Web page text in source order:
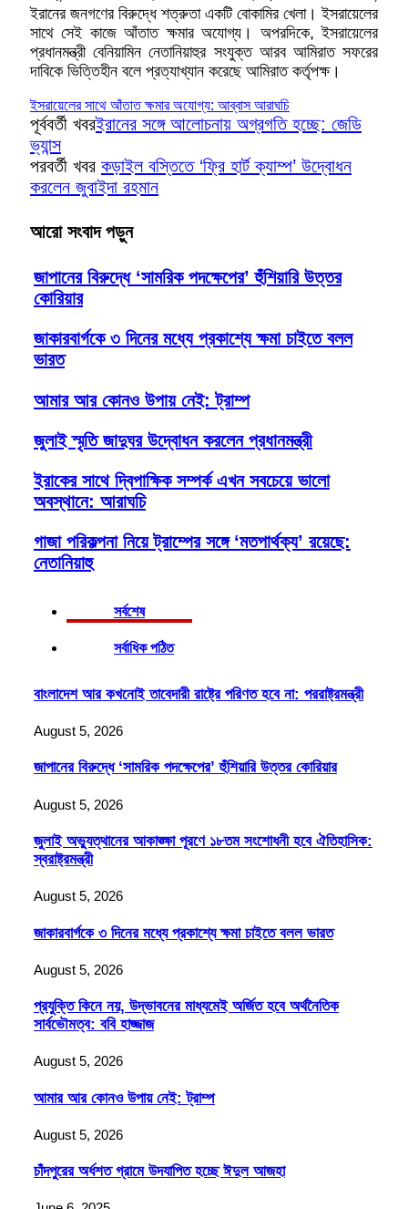
ইরানের জনগণের বিরুদ্ধে শত্রুতা একটি বোকামির খেলা। ইসরায়েলের
সাথে সেই কাজে আঁতাত ক্ষমার অযোগ্য। অপরদিকে, ইসরায়েলের
প্রধানমন্ত্রী বেনিয়ামিন নেতানিয়াহুর সংযুক্ত আরব আমিরাত সফরের
দাবিকে ভিত্তিহীন বলে প্রত্যাখ্যান করেছে আমিরাত কর্তৃপক্ষ।
ইসরায়েলের সাথে আঁতাত ক্ষমার অযোগ্য: আব্বাস আরাঘচি
পূর্ববর্তী খবরইরানের সঙ্গে আলোচনায় অগ্রগতি হচ্ছে: জেডি
ভ্যান্স
পরবর্তী খবর কড়াইল বস্তিতে ‘ফ্রি হার্ট ক্যাম্প’ উদ্বোধন
করলেন জুবাইদা রহমান
আরো সংবাদ পড়ুন
জাপানের বিরুদ্ধে ‘সামরিক পদক্ষেপের’ হুঁশিয়ারি উত্তর
কোরিয়ার
জাকারবার্গকে ৩ দিনের মধ্যে প্রকাশ্যে ক্ষমা চাইতে বলল
ভারত
আমার আর কোনও উপায় নেই: ট্রাম্প
জুলাই স্মৃতি জাদুঘর উদ্বোধন করলেন প্রধানমন্ত্রী
ইরাকের সাথে দ্বিপাক্ষিক সম্পর্ক এখন সবচেয়ে ভালো
অবস্থানে: আরাঘচি
গাজা পরিকল্পনা নিয়ে ট্রাম্পের সঙ্গে ‘মতপার্থক্য’ রয়েছে:
নেতানিয়াহু
সর্বশেষ
সর্বাধিক পঠিত
বাংলাদেশ আর কখনোই তাবেদারী রাষ্ট্রে পরিণত হবে না: পররাষ্ট্রমন্ত্রী
August 5, 2026
জাপানের বিরুদ্ধে ‘সামরিক পদক্ষেপের’ হুঁশিয়ারি উত্তর কোরিয়ার
August 5, 2026
জুলাই অভ্যুত্থানের আকাঙ্ক্ষা পূরণে ১৮তম সংশোধনী হবে ঐতিহাসিক:
স্বরাষ্ট্রমন্ত্রী
August 5, 2026
জাকারবার্গকে ৩ দিনের মধ্যে প্রকাশ্যে ক্ষমা চাইতে বলল ভারত
August 5, 2026
প্রযুক্তি কিনে নয়, উদ্ভাবনের মাধ্যমেই অর্জিত হবে অর্থনৈতিক
সার্বভৌমত্ব: ববি হাজ্জাজ
August 5, 2026
আমার আর কোনও উপায় নেই: ট্রাম্প
August 5, 2026
চাঁদপুরের অর্ধশত গ্রামে উদযাপিত হচ্ছে ঈদুল আজহা